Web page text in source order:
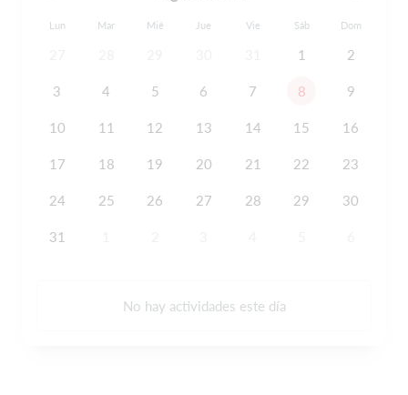
Lun Mar Mié Jue Vie Sáb Dom
1 2
3 4 5 6 7 8 9
10 11 12 13 14 15 16
17 18 19 20 21 22 23
24 25 26 27 28 29 30
31
No hay actividades este día